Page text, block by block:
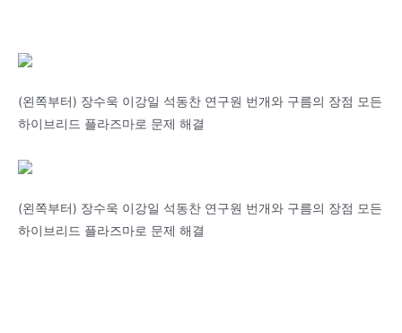
(왼쪽부터) 장수욱 이강일 석동찬 연구원 번개와 구름의 장점 모든
하이브리드 플라즈마로 문제 해결
(왼쪽부터) 장수욱 이강일 석동찬 연구원 번개와 구름의 장점 모든
하이브리드 플라즈마로 문제 해결